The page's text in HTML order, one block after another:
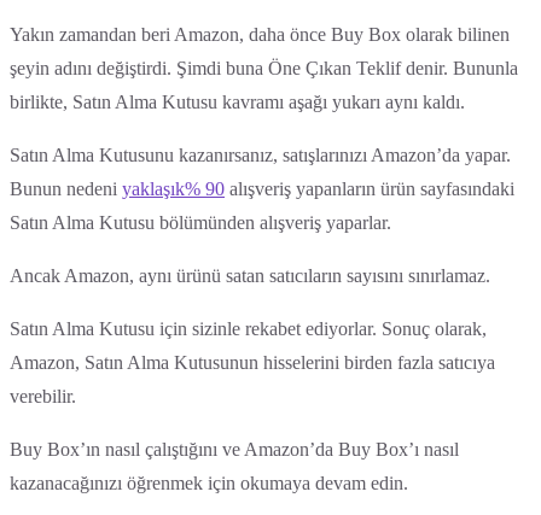
‍Yakın zamandan beri Amazon, daha önce Buy Box olarak bilinen
şeyin adını değiştirdi. Şimdi buna Öne Çıkan Teklif denir. Bununla
birlikte, Satın Alma Kutusu kavramı aşağı yukarı aynı kaldı.
Satın Alma Kutusunu kazanırsanız, satışlarınızı Amazon’da yapar.
Bunun nedeni yaklaşık% 90 alışveriş yapanların ürün sayfasındaki
Satın Alma Kutusu bölümünden alışveriş yaparlar.
Ancak Amazon, aynı ürünü satan satıcıların sayısını sınırlamaz.
Satın Alma Kutusu için sizinle rekabet ediyorlar. Sonuç olarak,
Amazon, Satın Alma Kutusunun hisselerini birden fazla satıcıya
verebilir.
Buy Box’ın nasıl çalıştığını ve Amazon’da Buy Box’ı nasıl
kazanacağınızı öğrenmek için okumaya devam edin.